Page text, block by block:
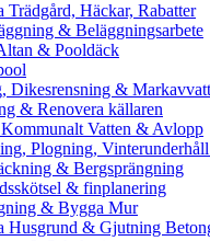
Trädgård, Häckar, Rabatter
& Beläggningsarbete
& Pooldäck
Dikesrensning &
& Renovera källaren
Vatten & Avlopp
Plogning,
& Bergsprängning
& finplanering
& Bygga Mur
Husgrund & Gjutning